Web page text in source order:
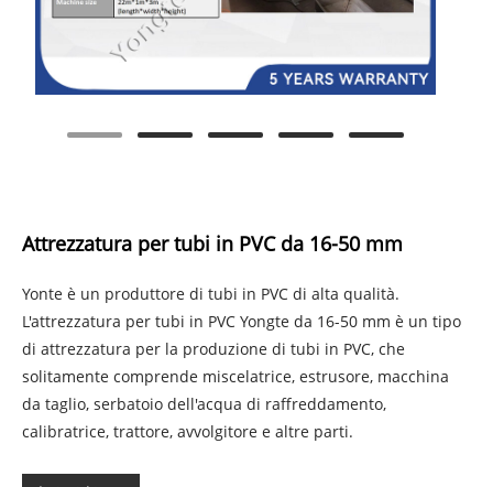
Attrezzatura per tubi in PVC da 16-50 mm
Yonte è un produttore di tubi in PVC di alta qualità.
L'attrezzatura per tubi in PVC Yongte da 16-50 mm è un tipo
di attrezzatura per la produzione di tubi in PVC, che
solitamente comprende miscelatrice, estrusore, macchina
da taglio, serbatoio dell'acqua di raffreddamento,
calibratrice, trattore, avvolgitore e altre parti.